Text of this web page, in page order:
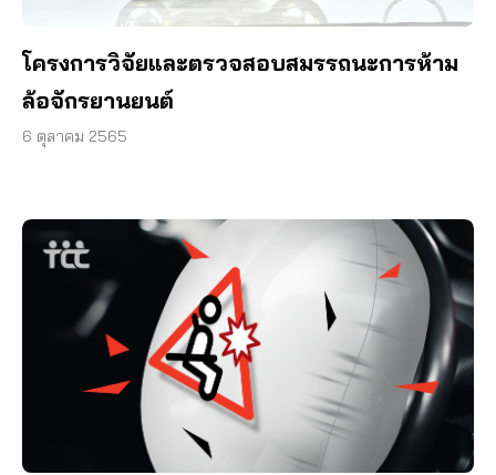
โครงการวิจัยและตรวจสอบสมรรถนะการห้าม
ล้อจักรยานยนต์
6 ตุลาคม 2565